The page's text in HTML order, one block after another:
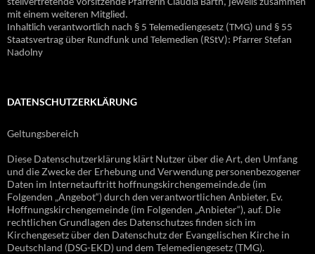
stellvertretende Vorsitzende Pfarrerin Claudia Barth, jeweils zusammen
mit einem weiteren Mitglied.
Inhaltlich verantwortlich nach § 5 Telemediengesetz (TMG) und § 55
Staatsvertrag über Rundfunk und Telemedien (RStV): Pfarrer Stefan
Nadolny
DATENSCHUTZERKLÄRUNG
Geltungsbereich
Diese Datenschutzerklärung klärt Nutzer über die Art, den Umfang
und die Zwecke der Erhebung und Verwendung personenbezogener
Daten im Internetauftritt hoffnungskirchengemeinde.de (im
Folgenden „Angebot“) durch den verantwortlichen Anbieter, Ev.
Hoffnungskirchengemeinde (im Folgenden „Anbieter“), auf. Die
rechtlichen Grundlagen des Datenschutzes finden sich im
Kirchengesetz über den Datenschutz der Evangelischen Kirche in
Deutschland (DSG-EKD) und dem Telemediengesetz (TMG).